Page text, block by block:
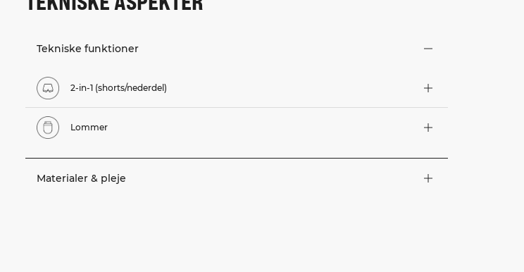
Tekniske funktioner
2-in-1 (shorts/nederdel)
Lommer
Materialer & pleje